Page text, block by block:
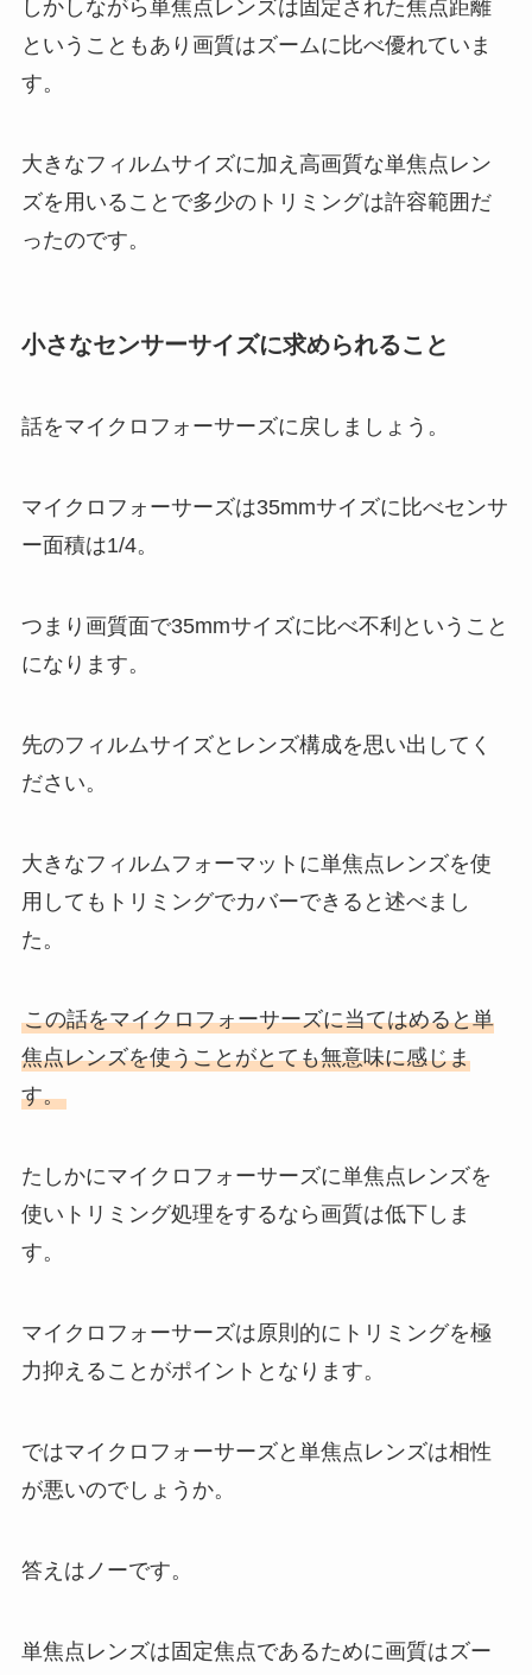
しかしながら単焦点レンズは固定された焦点距離
ということもあり画質はズームに比べ優れていま
す。
大きなフィルムサイズに加え高画質な単焦点レン
ズを用いることで多少のトリミングは許容範囲だ
ったのです。
小さなセンサーサイズに求められること
話をマイクロフォーサーズに戻しましょう。
マイクロフォーサーズは35mmサイズに比べセンサ
ー面積は1/4。
つまり画質面で35mmサイズに比べ不利ということ
になります。
先のフィルムサイズとレンズ構成を思い出してく
ださい。
大きなフィルムフォーマットに単焦点レンズを使
用してもトリミングでカバーできると述べまし
た。
この話をマイクロフォーサーズに当てはめると単
焦点レンズを使うことがとても無意味に感じま
す。
たしかにマイクロフォーサーズに単焦点レンズを
使いトリミング処理をするなら画質は低下しま
す。
マイクロフォーサーズは原則的にトリミングを極
力抑えることがポイントとなります。
ではマイクロフォーサーズと単焦点レンズは相性
が悪いのでしょうか。
答えはノーです。
単焦点レンズは固定焦点であるために画質はズー